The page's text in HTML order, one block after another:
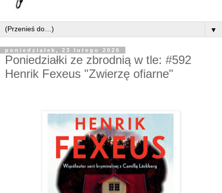
▼
poniedziałek, 23 lutego 2026
Poniedziałki ze zbrodnią w tle: #592
Henrik Fexeus "Zwierzę ofiarne"